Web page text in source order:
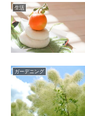
生活
ガーデニング